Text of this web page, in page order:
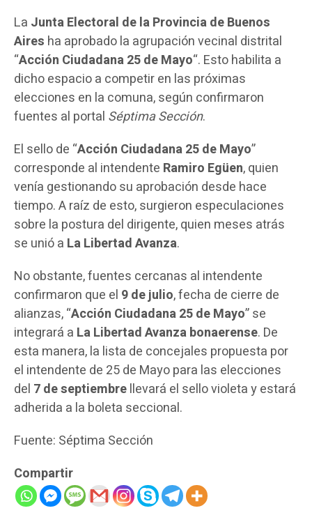
La Junta Electoral de la Provincia de Buenos
Aires ha aprobado la agrupación vecinal distrital
“Acción Ciudadana 25 de Mayo“. Esto habilita a
dicho espacio a competir en las próximas
elecciones en la comuna, según confirmaron
fuentes al portal Séptima Sección.
El sello de “Acción Ciudadana 25 de Mayo”
corresponde al intendente Ramiro Egüen, quien
venía gestionando su aprobación desde hace
tiempo. A raíz de esto, surgieron especulaciones
sobre la postura del dirigente, quien meses atrás
se unió a La Libertad Avanza.
No obstante, fuentes cercanas al intendente
confirmaron que el 9 de julio, fecha de cierre de
alianzas, “Acción Ciudadana 25 de Mayo” se
integrará a La Libertad Avanza bonaerense. De
esta manera, la lista de concejales propuesta por
el intendente de 25 de Mayo para las elecciones
del 7 de septiembrellevará el sello violeta y estará
adherida a la boleta seccional.
Fuente: Séptima Sección
Compartir